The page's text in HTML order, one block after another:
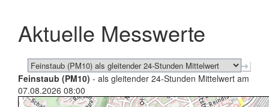
schließen
Aktuelle Messwerte
Feinstaub (PM10) - als gleitender 24-Stunden Mittelwert am
07.08.2026 08:00